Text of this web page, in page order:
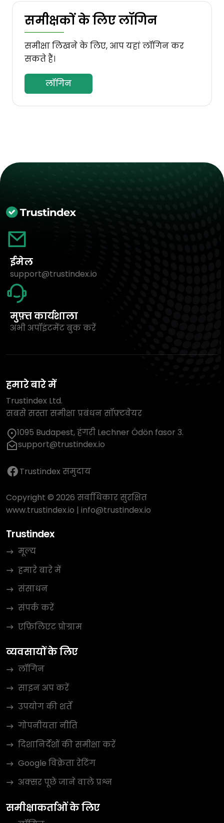
समीक्षकों के लिए लॉगिन
समीक्षा लिखने के लिए, आप यहां लॉगिन कर
सकते हैं।
लॉगिन
ईमेल
support@trustindex.io
मुफ़्त कार्यशाला
अभी अपॉइंटमेंट बुक करें
हमारे बारे में
Trustindex Ltd.
सबसे सस्ता समीक्षा प्रबंधन सॉफ़्टवेयर
1095 Budapest, हंगरी Lechner Ödön fasor 3.
support@trustindex.io
Trustindex समुदाय
Copyright © 2026 सर्वाधिकार सुरक्षित
www.trustindex.io | info@trustindex.io
Trustindex
मूल्य
हमारे बारे में
संसाधन
संपर्क करें
एफ़िलिएट प्रोग्राम
व्यवसायों के लिए
लॉगिन
साइन अप करें
उपयोग की शर्तें
गोपनीयता नीति
दिशानिर्देशों की समीक्षा करें
Google विक्रेता रेटिंग
अक्सर पूछे जाने वाले प्रश्न
समीक्षाकर्ताओं के लिए